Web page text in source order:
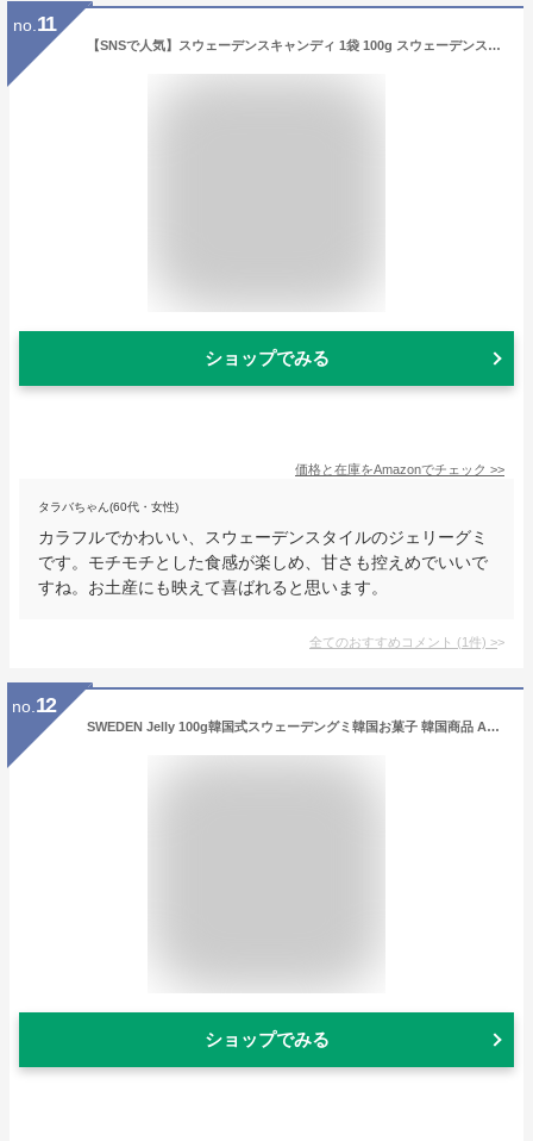
no. 11
【SNSで人気】スウェーデンスキャンディ 1袋 100g スウェーデンスタイルグミ SWEDI STYLE JELLY ASMR 韓国 ASMR
ショップでみる
価格と在庫をAmazonでチェック >>
タラバちゃん(60代・女性)
カラフルでかわいい、スウェーデンスタイルのジェリーグミ
です。モチモチとした食感が楽しめ、甘さも控えめでいいで
すね。お土産にも映えて喜ばれると思います。
全てのおすすめコメント (1件) >
no. 12
SWEDEN Jelly 100g韓国式スウェーデングミ韓国お菓子 韓国商品 ASMR sns youtube tiktok インスタ プレゼント ギフト オススメ ハロウィン Halloween パーティ 海外お菓子 韓国 モッパン
ショップでみる